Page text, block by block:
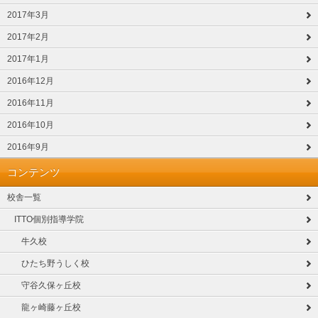
2017年3月
2017年2月
2017年1月
2016年12月
2016年11月
2016年10月
2016年9月
コンテンツ
校舎一覧
ITTO個別指導学院
牛久校
ひたち野うしく校
守谷久保ヶ丘校
龍ヶ崎藤ヶ丘校